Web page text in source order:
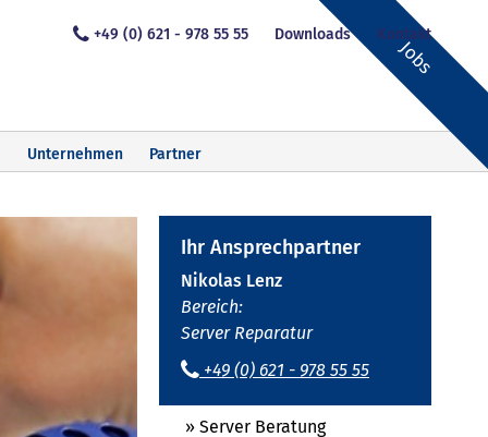
Jobs
+49 (0) 621 - 978 55 55 Downloads Kontakt
Unternehmen Partner
Ihr Ansprechpartner
Nikolas Lenz
Bereich:
Server Reparatur
+49 (0) 621 - 978 55 55
» Server Beratung